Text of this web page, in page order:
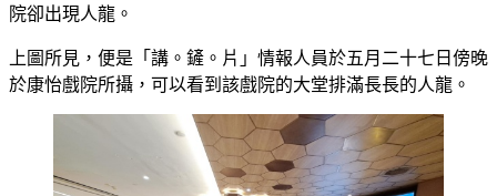
院卻出現人龍。
上圖所見，便是「講。鏟。片」情報人員於五月二十七日傍晚
於康怡戲院所攝，可以看到該戲院的大堂排滿長長的人龍。